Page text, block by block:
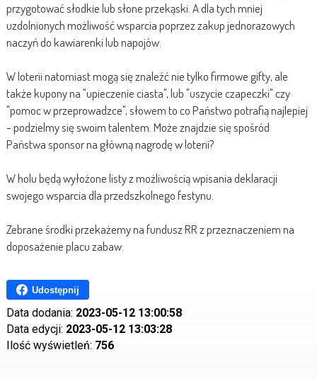
przygotować słodkie lub słone przekąski. A dla tych mniej
uzdolnionych możliwość wsparcia poprzez zakup jednorazowych
naczyń do kawiarenki lub napojów.
W loterii natomiast mogą się znaleźć nie tylko firmowe gifty, ale
także kupony na "upieczenie ciasta", lub "uszycie czapeczki" czy
"pomoc w przeprowadzce", słowem to co Państwo potrafią najlepiej
- podzielmy się swoim talentem. Może znajdzie się spośród
Państwa sponsor na główną nagrodę w loterii?
W holu będą wyłożone listy z możliwością wpisania deklaracji
swojego wsparcia dla przedszkolnego festynu.
Zebrane środki przekażemy na fundusz RR z przeznaczeniem na
doposażenie placu zabaw.
Udostępnij
Data dodania: 2023-05-12 13:00:58
Data edycji: 2023-05-12 13:03:28
Ilość wyświetleń: 756